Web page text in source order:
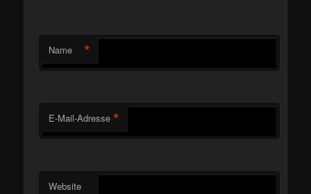
Name *
E-Mail-Adresse *
Website